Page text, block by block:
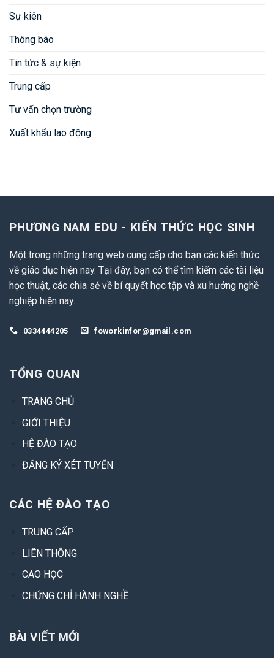
Sự kiên
Thông báo
Tin tức & sự kiện
Trung cấp
Tư vấn chọn trường
Xuất khẩu lao động
PHƯƠNG NAM EDU - KIẾN THỨC HỌC SINH
Một trong những trang web cung cấp cho bạn các kiến thức
về giáo dục hiện nay. Tại đây, bạn có thể tìm kiếm các tài liệu
học thuật, các chia sẻ về bí quyết học tập và xu hướng nghề
nghiệp hiện nay.
0334444205 foworkinfor@gmail.com
TỔNG QUAN
TRANG CHỦ
GIỚI THIỆU
HỆ ĐÀO TẠO
ĐĂNG KÝ XÉT TUYỂN
CÁC HỆ ĐÀO TẠO
TRUNG CẤP
LIÊN THÔNG
CAO HỌC
CHỨNG CHỈ HÀNH NGHỀ
BÀI VIẾT MỚI